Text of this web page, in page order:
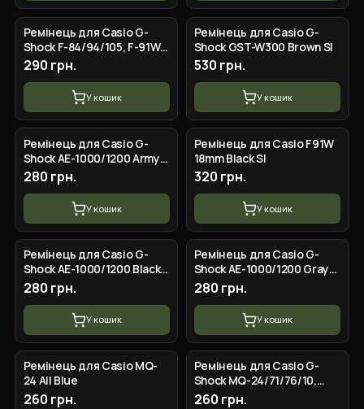
Ремінець для Casio G-
Shock F-84/94/105, F-91W,
AE1300 Jelly Transparent
290 грн.
У кошик
Ремінець для Casio G-
Shock GST-W300 Brown SI
530 грн.
У кошик
Ремінець для Casio G-
Shock AE-1000/1200 Army
Green BK
280 грн.
У кошик
Ремінець для Casio F91W
18mm Black SI
320 грн.
У кошик
Ремінець для Casio G-
Shock AE-1000/1200 Black
SI
280 грн.
У кошик
Ремінець для Casio G-
Shock AE-1000/1200 Gray
SI
280 грн.
У кошик
Ремінець для Casio MQ-
24 All Blue
260 грн.
Ремінець для Casio G-
Shock MQ-24/71/76/10,
MW-59 All Black
260 грн.